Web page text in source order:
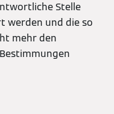
Stelle
werden und die so
mehr den